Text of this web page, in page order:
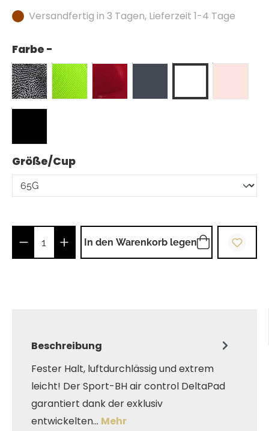
Versandfertig in 3 Tagen, Lieferzeit 1-4 Tage
Farbe -
Größe/Cupauswählen
Produkt Anzahl: Gib den gewünschten
In den Warenkorb legen
Beschreibung
Fester Halt, luftdurchlässig und extrem
leicht! Der Sport-BH air control DeltaPad
garantiert dank der exklusiv
entwickelten… Mehr